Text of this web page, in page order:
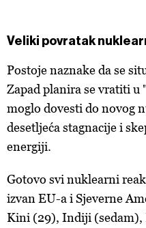
Veliki povratak
Postoje naznake da se
Zapad planira se vratiti
moglo dovesti do novog
desetljeća stagnacije i
energiji.
Gotovo svi nuklearni
izvan EU-a i Sjeverne
Kini (29), Indiji (sedam),